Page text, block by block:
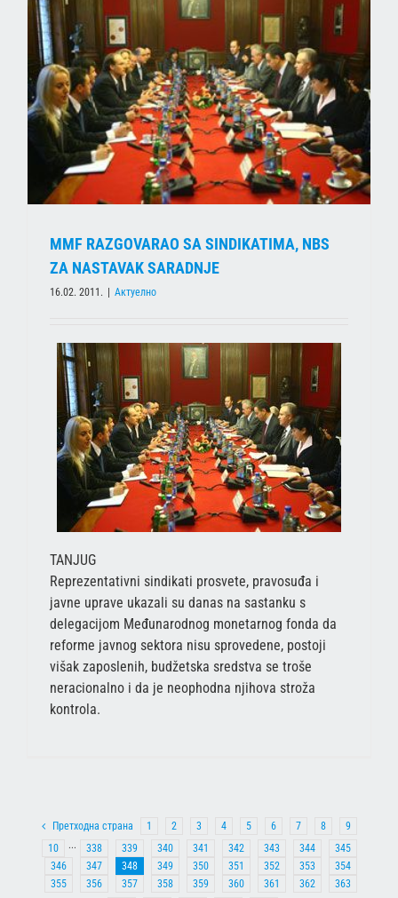
MMF RAZGOVARAO SA SINDIKATIMA, NBS
ZA NASTAVAK SARADNJE
16.02. 2011. Актуелно
TANJUG
Reprezentativni sindikati prosvete, pravosuđa i
javne uprave ukazali su danas na sastanku s
delegacijom Međunarodnog monetarnog fonda da
reforme javnog sektora nisu sprovedene, postoji
višak zaposlenih, budžetska sredstva se troše
neracionalno i da je neophodna njihova stroža
kontrola.
Претходна страна 1 2 3 4 5 6 7 8
9
10
··· 338 339 340 341 342 343 344
345
346
347 348 349 350 351 352 353
354
355
356 357 358 359 360 361 362 363